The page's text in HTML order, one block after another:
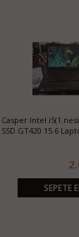
Casper Intel
SSD GT420 15.6
SEPETE